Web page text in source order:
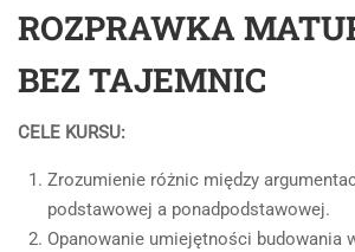
ROZPRAWKA
BEZ TAJEMNIC
CELE KURSU:
Zrozumienie różnic między
podstawowej a ponadpodstawowej.
Opanowanie umiejętności budowania